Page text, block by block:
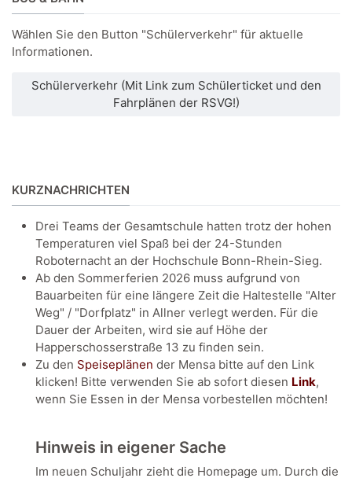
Wählen Sie den Button "Schülerverkehr" für aktuelle
Informationen.
Schülerverkehr (Mit Link zum Schülerticket und den
Fahrplänen der RSVG!)
KURZNACHRICHTEN
Drei Teams der Gesamtschule hatten trotz der hohen
Temperaturen viel Spaß bei der 24-Stunden
Roboternacht an der Hochschule Bonn-Rhein-Sieg.
Ab den Sommerferien 2026 muss aufgrund von
Bauarbeiten für eine längere Zeit die Haltestelle "Alter
Weg" / "Dorfplatz" in Allner verlegt werden. Für die
Dauer der Arbeiten, wird sie auf Höhe der
Happerschosserstraße 13 zu finden sein.
Zu den Speiseplänen der Mensa bitte auf den Link
klicken! Bitte verwenden Sie ab sofort diesen Link,
wenn Sie Essen in der Mensa vorbestellen möchten!
Hinweis in eigener Sache
Im neuen Schuljahr zieht die Homepage um. Durch die